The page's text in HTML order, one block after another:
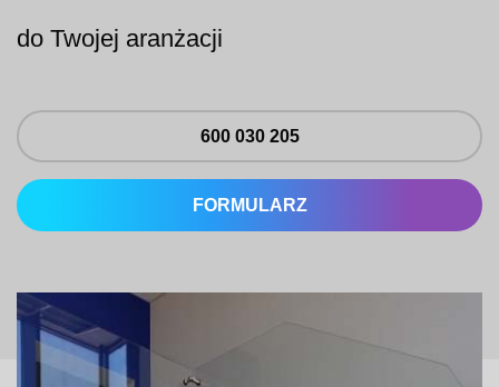
do Twojej aranżacji
600 030 205
FORMULARZ